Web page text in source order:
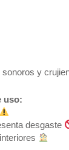
y
uso:
desgaste